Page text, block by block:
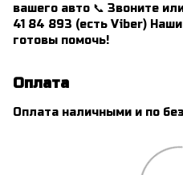
вашего авто 📞 Звоните
41 84 893 (есть Viber)
готовы помочь!
Оплата
Оплата наличными и по